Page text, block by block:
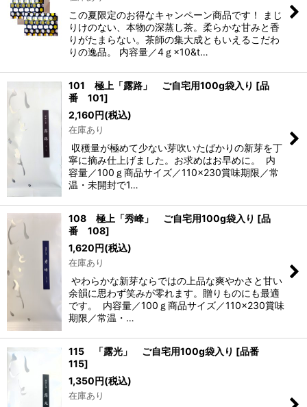
この夏限定のお得なキャンペーン商品です！ まじ
りけのない、本物の深蒸し茶。柔らかな甘みと香
りがたまらない。茶師の集大成ともいえるこだわ
りの逸品。 内容量／4ｇ×10&t…
101 極上「露路」 ご自宅用100g袋入り [品
番 101]
2,160円(税込)
在庫あり
収穫量が極めて少ない芽吹いたばかりの新芽を丁
寧に摘み仕上げました。お求めはお早めに。 内
容量／100ｇ商品サイズ／110×230賞味期限／常
温・未開封で1…
108 極上「秀峰」 ご自宅用100g袋入り [品
番 108]
1,620円(税込)
在庫あり
やわらかな新芽ならではの上品な爽やかさと甘い
余韻に思わず笑みが零れます。贈りものにも最適
です。 内容量／100ｇ商品サイズ／110×230賞味
期限／常温・…
115 「露光」 ご自宅用100g袋入り [品番
115]
1,350円(税込)
在庫あり